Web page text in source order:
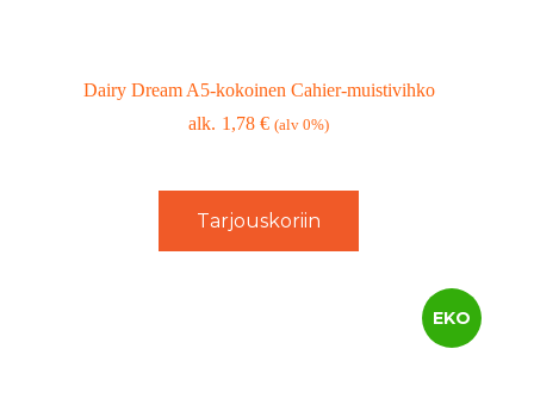
Dairy Dream A5-kokoinen Cahier-muistivihko
1,78€ (alv 0%)
Tarjouskoriin
EKO